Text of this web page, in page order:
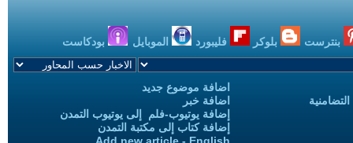
بنترست بلوكر فليبورد الموبايل بودكاست
اضافة موضوع جديد
اضافة خبر
إضافة يوتيوب-فلم إلى يوتيوب التمدن
إضافة كتاب إلى مكتبة التمدن